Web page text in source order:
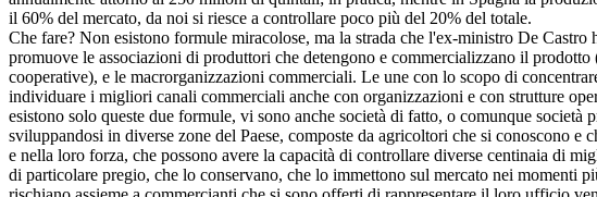
il 60% del mercato, da noi si riesce a controllare poco più del 20% del totale.
Che fare? Non esistono formule miracolose, ma la strada che l'ex-ministro De Castro
promuove le associazioni di produttori che detengono e commercializzano il prodotto
cooperative), e le macrorganizzazioni commerciali. Le une con lo scopo di
individuare i migliori canali commerciali anche con organizzazioni e con strutture
esistono solo queste due formule, vi sono anche società di fatto, o comunque società
sviluppandosi in diverse zone del Paese, composte da agricoltori che si conoscono e
e nella loro forza, che possono avere la capacità di controllare diverse centinaia di
di particolare pregio, che lo conservano, che lo immettono sul mercato nei momenti